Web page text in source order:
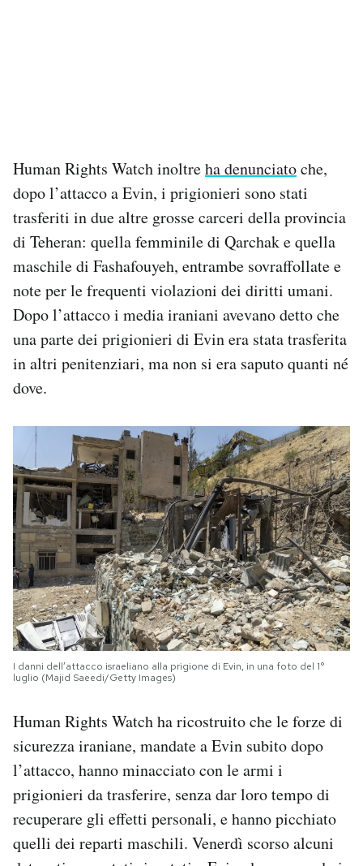
Human Rights Watch inoltreha denunciatoche,
dopo l’attacco a Evin, i prigionieri sono stati
trasferiti in due altre grosse carceri della provincia
di Teheran: quella femminile di Qarchak e quella
maschile di Fashafouyeh, entrambe sovraffollate e
note per le frequenti violazioni dei diritti umani.
Dopo l’attacco i media iraniani avevano detto che
una parte dei prigionieri di Evin era stata trasferita
in altri penitenziari, ma non si era saputo quanti né
dove.
I danni dell’attacco israeliano alla prigione di Evin, in una foto del 1°
luglio (Majid Saeedi/Getty Images)
Human Rights Watch ha ricostruito che le forze di
sicurezza iraniane, mandate a Evin subito dopo
l’attacco, hanno minacciato con le armi i
prigionieri da trasferire, senza dar loro tempo di
recuperare gli effetti personali, e hanno picchiato
quelli dei reparti maschili. Venerdì scorso alcuni